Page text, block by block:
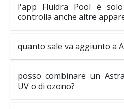
l'app Fluidra Pool è
controlla anche altre
quanto sale va aggiunto a
posso combinare un
UV o di ozono?